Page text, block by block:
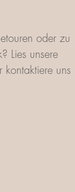
oder zu
Lies unsere
kontaktiere uns